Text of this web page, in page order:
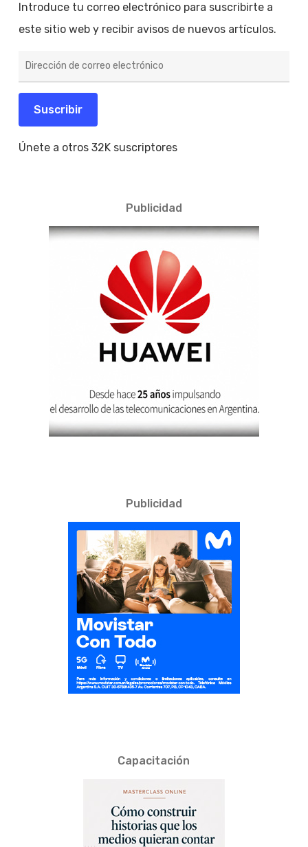
Introduce tu correo electrónico para suscribirte a
este sitio web y recibir avisos de nuevos artículos.
de
electrónico
Suscribir
Únete a otros 32K suscriptores
Publicidad
Publicidad
Capacitación